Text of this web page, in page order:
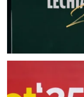
HOSTESSY